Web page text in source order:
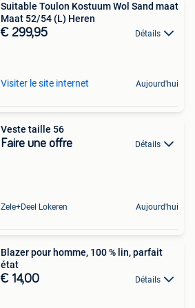
Suitable Toulon Kostuum Wol Sand maat
Maat 52/54 (L) Heren
€ 299,95 Détails
Visiter le site internet Aujourd'hui
Veste taille 56
Faire une offre Détails
Zele+Deel Lokeren Aujourd'hui
Blazer pour homme, 100 % lin, parfait
état
€ 14,00 Détails